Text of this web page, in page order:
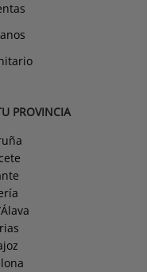
PROVINCIA